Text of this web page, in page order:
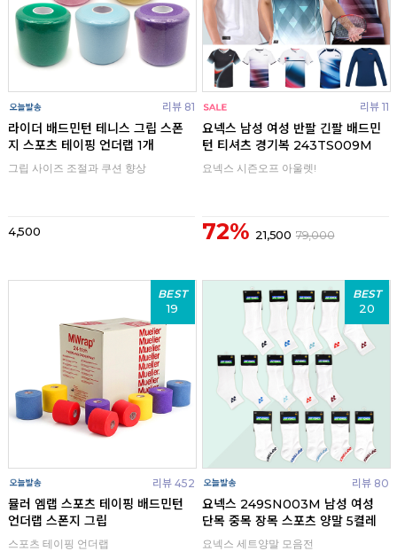
리뷰 81
라이더 배드민턴 테니스 그립 스폰
지 스포츠 테이핑 언더랩 1개
그립 사이즈 조절과 쿠션 향상
4,500
리뷰 11
요넥스 남성 여성 반팔 긴팔 배드민
턴 티셔츠 경기복 243TS009M
요넥스 시즌오프 아울렛!
72% 21,500 79,000
BEST
19
리뷰 452
뮬러 엠랩 스포츠 테이핑 배드민턴
언더랩 스폰지 그립
스포츠 테이핑 언더랩
BEST
20
리뷰 80
요넥스 249SN003M 남성 여성
단목 중목 장목 스포츠 양말 5켤레
요넥스 세트양말 모음전